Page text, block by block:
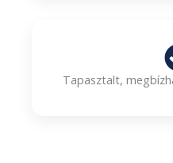
Tapasztalt,